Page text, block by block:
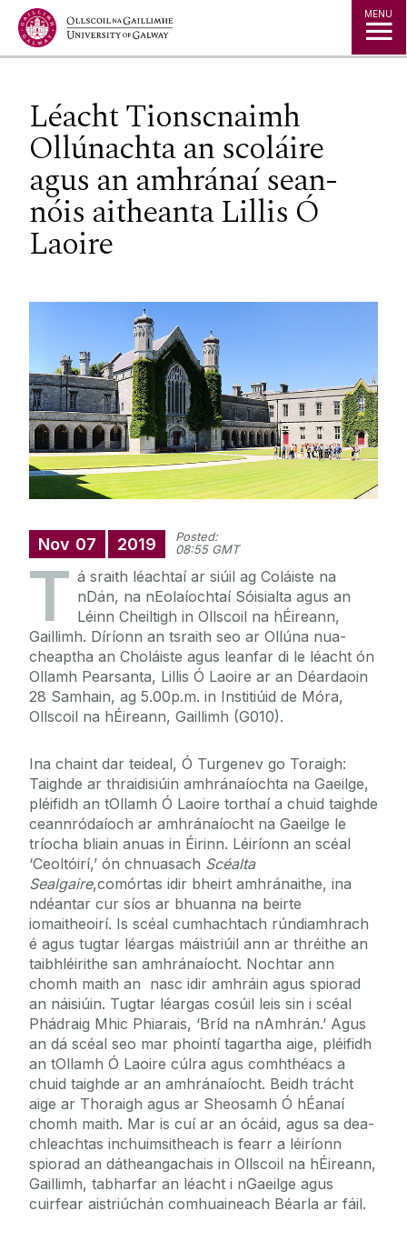
Jump to Content MENU
Léacht Tionscnaimh
Ollúnachta an scoláire
agus an amhránaí sean-
nóis aitheanta Lillis Ó
Laoire
Nov 07 2019
Posted:
08:55 GMT
T á sraith léachtaí ar siúil ag Coláiste na
nDán, na nEolaíochtaí Sóisialta agus an
Léinn Cheiltigh in Ollscoil na hÉireann,
Gaillimh. Díríonn an tsraith seo ar Ollúna nua-
cheaptha an Choláiste agus leanfar di le léacht ón
Ollamh Pearsanta, Lillis Ó Laoire ar an Déardaoin
28 Samhain, ag 5.00p.m. in Institiúid de Móra,
Ollscoil na hÉireann, Gaillimh (G010).
Ina chaint dar teideal, Ó Turgenev go Toraigh:
Taighde ar thraidisiúin amhránaíochta na Gaeilge,
pléifidh an tOllamh Ó Laoire torthaí a chuid taighde
ceannródaíoch ar amhránaíocht na Gaeilge le
tríocha bliain anuas in Éirinn. Léiríonn an scéal
‘Ceoltóirí,’ ón chnuasach Scéalta
Sealgaire,comórtas idir bheirt amhránaithe, ina
ndéantar cur síos ar bhuanna na beirte
iomaitheoirí. Is scéal cumhachtach rúndiamhrach
é agus tugtar léargas máistriúil ann ar thréithe an
taibhléirithe san amhránaíocht. Nochtar ann
chomh maith an nasc idir amhráin agus spiorad
an náisiúin. Tugtar léargas cosúil leis sin i scéal
Phádraig Mhic Phiarais, ‘Bríd na nAmhrán.’ Agus
an dá scéal seo mar phointí tagartha aige, pléifidh
an tOllamh Ó Laoire cúlra agus comhthéacs a
chuid taighde ar an amhránaíocht. Beidh trácht
aige ar Thoraigh agus ar Sheosamh Ó hÉanaí
chomh maith. Mar is cuí ar an ócáid, agus sa dea-
chleachtas inchuimsitheach is fearr a léiríonn
spiorad an dátheangachais in Ollscoil na hÉireann,
Gaillimh, tabharfar an léacht i nGaeilge agus
cuirfear aistriúchán comhuaineach Béarla ar fáil.